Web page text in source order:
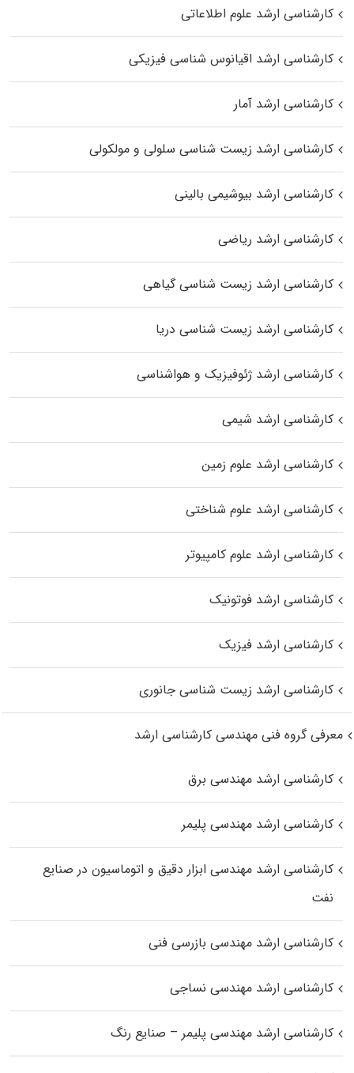
کارشناسی ارشد علوم اطلاعاتی
کارشناسی ارشد اقیانوس‌ شناسی فیزیکی
کارشناسی ارشد آمار
کارشناسی ارشد زیست شناسی سلولی و مولکولی
کارشناسی ارشد بیوشیمی بالینی
کارشناسی ارشد ریاضی
کارشناسی ارشد زیست‌ شناسی گیاهی
کارشناسی ارشد زیست‌ شناسی دریا
کارشناسی ارشد ژئوفیزیک و هواشناسی
کارشناسی ارشد شیمی
کارشناسی ارشد علوم زمین
کارشناسی ارشد علوم شناختی
کارشناسی ارشد علوم کامپیوتر
کارشناسی ارشد فوتونیک
کارشناسی ارشد فیزیک
کارشناسی ارشد زیست‌ شناسی جانوری
معرفی گروه فنی مهندسی کارشناسی ارشد
کارشناسی ارشد مهندسی برق
کارشناسی ارشد مهندسی پلیمر
کارشناسی ارشد مهندسی ابزار دقیق و اتوماسیون در صنایع
نفت
کارشناسی ارشد مهندسی بازرسی فنی
کارشناسی ارشد مهندسی نساجی
کارشناسی ارشد مهندسی پلیمر – صنایع رنگ